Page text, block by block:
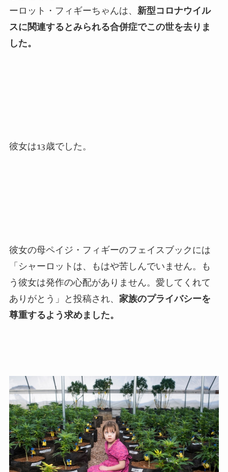
ーロット・フィギーちゃんは、 新型コロナウイル
スに関連するとみられる合併症でこの世を去りま
した。
彼女は13歳でした。
彼女の母ペイジ・フィギーのフェイスブックには
「シャーロットは、もはや苦しんでいません。も
う彼女は発作の心配がありません。愛してくれて
ありがとう」と投稿され、 家族のプライバシーを
尊重するよう求めました。